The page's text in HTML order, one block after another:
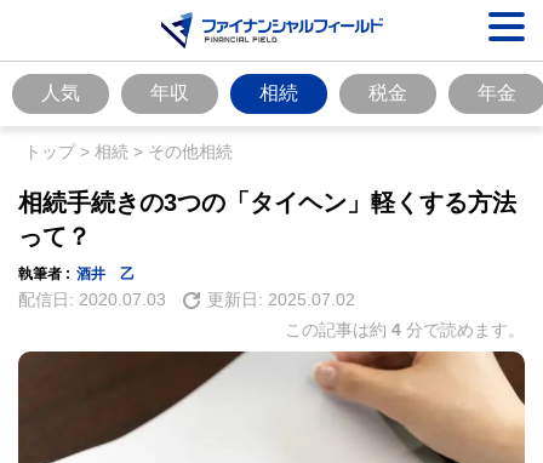
人気 年収 相続 税金 年金
トップ> 相続 > その他相続
相続手続きの3つの「タイヘン」軽くする方法
って？
執筆者 : 酒井 乙
配信日: 2020.07.03 更新日: 2025.07.02
この記事は約 4 分で読めます。